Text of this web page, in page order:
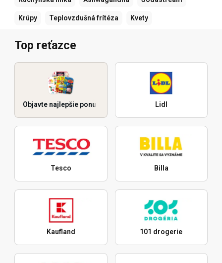
Krúpy Teplovzdušná frítéza Kvety
Top reťazce
Objavte najlepšie ponuky Lidl
Tesco Billa
Kaufland 101 drogerie